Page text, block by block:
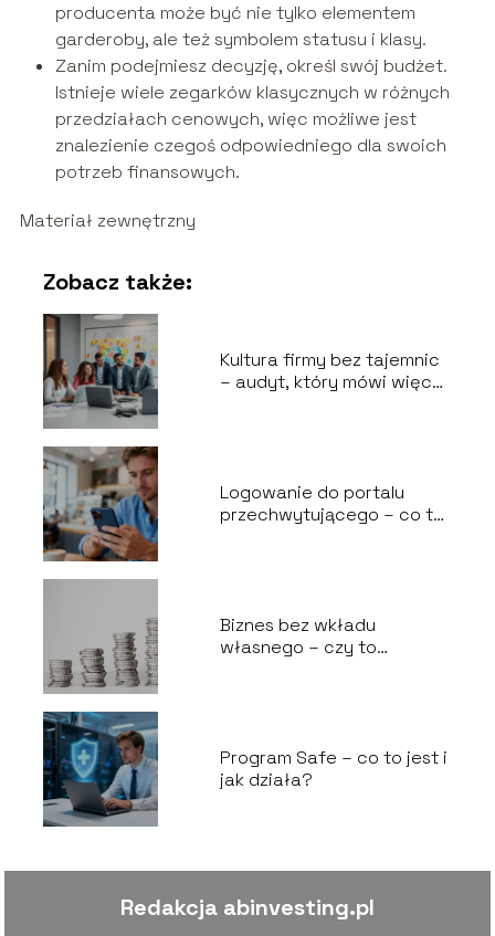
producenta może być nie tylko elementem
garderoby, ale też symbolem statusu i klasy.
Zanim podejmiesz decyzję, określ swój budżet.
Istnieje wiele zegarków klasycznych w różnych
przedziałach cenowych, więc możliwe jest
znalezienie czegoś odpowiedniego dla swoich
potrzeb finansowych.
Materiał zewnętrzny
Zobacz także:
Kultura firmy bez tajemnic
– audyt, który mówi więcej
Logowanie do portalu
przechwytującego – co to
Biznes bez wkładu
własnego – czy to
Program Safe – co to jest i
jak działa?
Redakcja abinvesting.pl